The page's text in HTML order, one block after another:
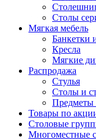
Столы
Мягкая мебель
Банкетки
Кресла
Мягкие
Распродажа
Стулья
Столы и
Предметы
Товары по
Столовые
Многоместные